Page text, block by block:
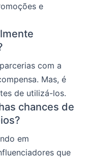
e
com a
Mas, é
de utilizá-los.
chances de
em
que